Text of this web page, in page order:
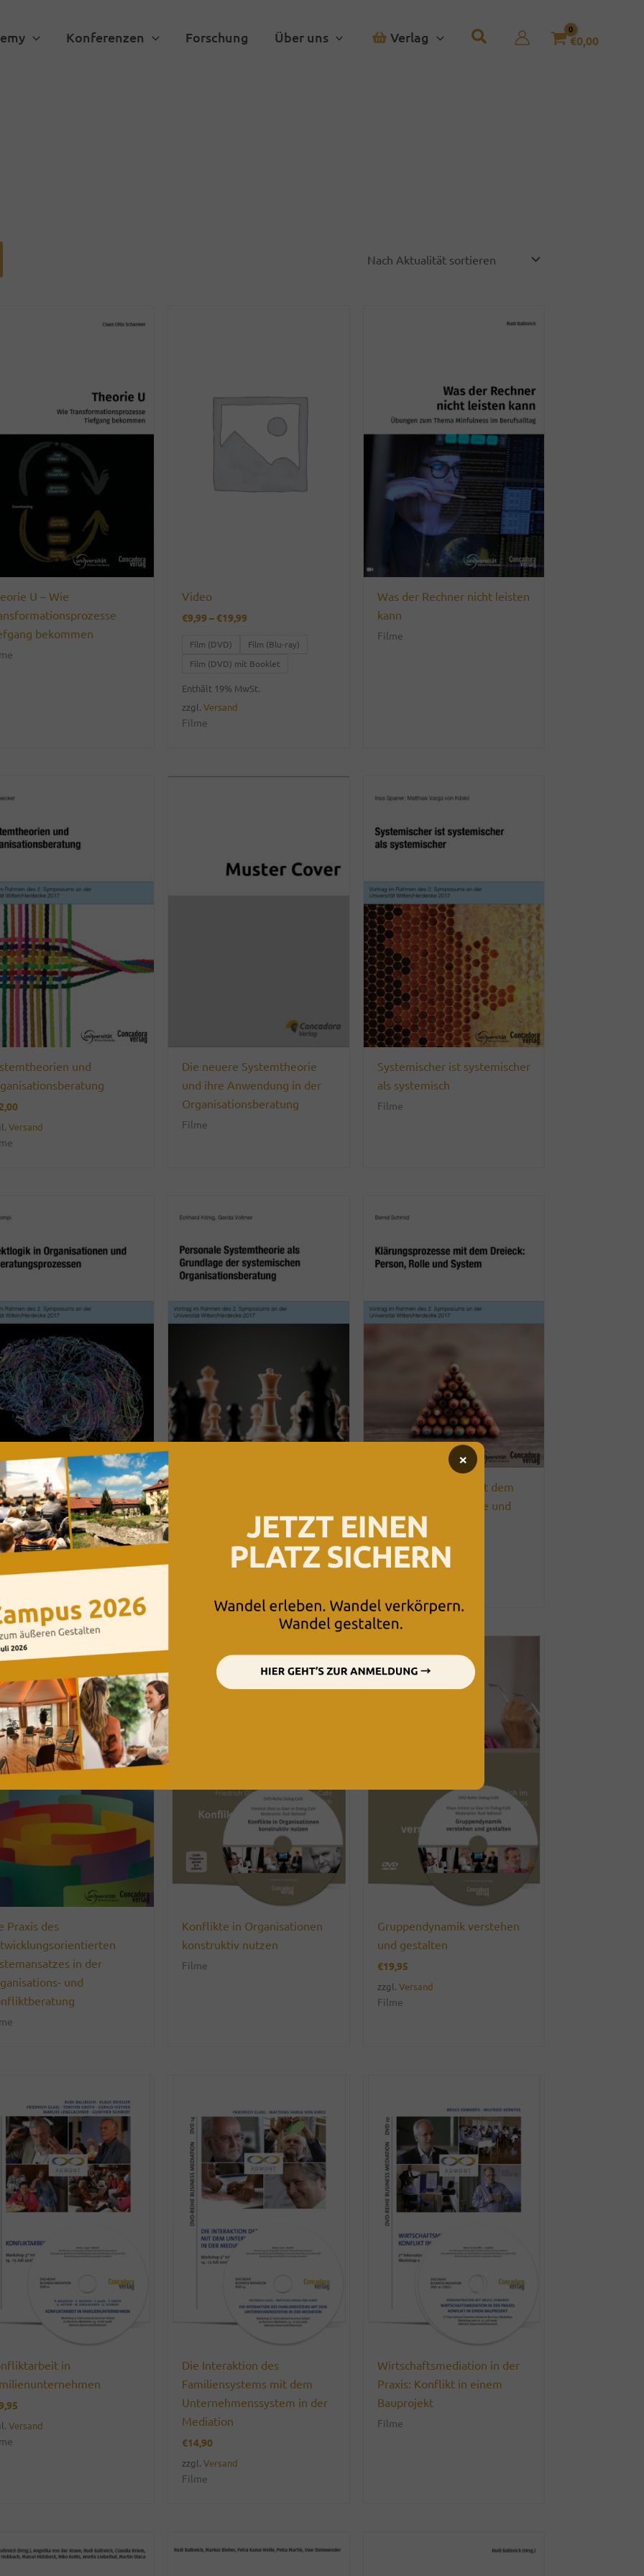
Konferenzen Forschung Über uns Verlag €0,00
U – Wie
bekommen
Video
€9,99 –€19,99
bis
Film (DVD)
Film (Blu-ray)
Film (DVD) mit Booklet
Enthält 19% MwSt.
zzgl.Versand
Filme
Was der Rechner nicht leisten
kann
Filme
und
Versand
Die neuere Systemtheorie
und ihre Anwendung in der
Organisationsberatung
Filme
Systemischer ist systemischer
als systemisch
Filme
in Organisationen
in Beratungsprozessen
Organisationsberatung
Klärungsprozesse mit dem
Dreieck: Person, Rolle und
System
Filme
Praxis des
in der
und
Konflikte in Organisationen
konstruktiv nutzen
Filme
Gruppendynamik verstehen
und gestalten
€19,95
zzgl. Versand
Filme
in
Versand
Die Interaktion des
Familiensystems mit dem
Unternehmenssystem in der
Mediation
€14,90
zzgl.Versand
Filme
Wirtschaftsmediation in der
Praxis: Konflikt in einem
Bauprojekt
Filme
×